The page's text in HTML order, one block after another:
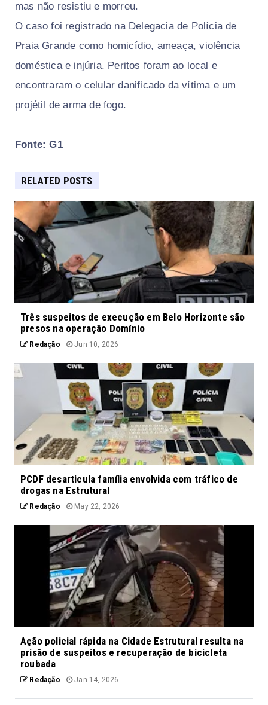
mas não resistiu e morreu.
O caso foi registrado na Delegacia de Polícia de
Praia Grande como homicídio, ameaça, violência
doméstica e injúria. Peritos foram ao local e
encontraram o celular danificado da vítima e um
projétil de arma de fogo.
Fonte: G1
RELATED POSTS
Três suspeitos de execução em Belo Horizonte são
presos na operação Domínio
Redação Jun 10, 2026
PCDF desarticula família envolvida com tráfico de
drogas na Estrutural
Redação May 22, 2026
Ação policial rápida na Cidade Estrutural resulta na
prisão de suspeitos e recuperação de bicicleta
roubada
Redação Jan 14, 2026